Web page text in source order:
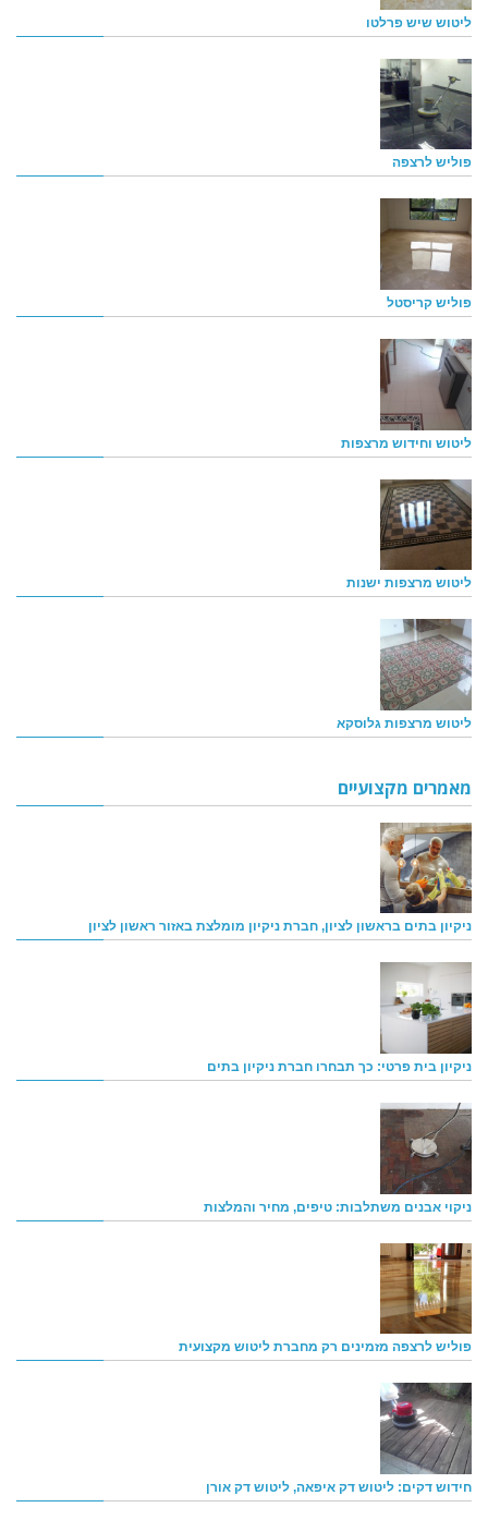
ליטוש שיש פרלטו
פוליש לרצפה
פוליש קריסטל
ליטוש וחידוש מרצפות
ליטוש מרצפות ישנות
ליטוש מרצפות גלוסקא
מאמרים מקצועיים
ניקיון בתים בראשון לציון, חברת ניקיון מומלצת באזור ראשון לציון
ניקיון בית פרטי: כך תבחרו חברת ניקיון בתים
ניקוי אבנים משתלבות: טיפים, מחיר והמלצות
פוליש לרצפה מזמינים רק מחברת ליטוש מקצועית
חידוש דקים: ליטוש דק איפאה, ליטוש דק אורן